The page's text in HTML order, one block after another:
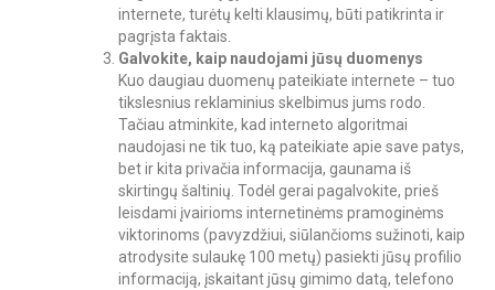
internete, turėtų kelti klausimų, būti patikrinta ir
pagrįsta faktais.
Galvokite, kaip naudojami jūsų duomenys
Kuo daugiau duomenų pateikiate internete – tuo
tikslesnius reklaminius skelbimus jums rodo.
Tačiau atminkite, kad interneto algoritmai
naudojasi ne tik tuo, ką pateikiate apie save patys,
bet ir kita privačia informacija, gaunama iš
skirtingų šaltinių. Todėl gerai pagalvokite, prieš
leisdami įvairioms internetinėms pramoginėms
viktorinoms (pavyzdžiui, siūlančioms sužinoti, kaip
atrodysite sulaukę 100 metų) pasiekti jūsų profilio
informaciją, įskaitant jūsų gimimo datą, telefono